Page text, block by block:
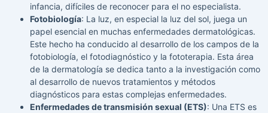
infancia, difíciles de reconocer para el no especialista.
Fotobiología: La luz, en especial la luz del sol, juega un
papel esencial en muchas enfermedades dermatológicas.
Este hecho ha conducido al desarrollo de los campos de la
fotobiología, el fotodiagnóstico y la fototerapia. Esta área
de la dermatología se dedica tanto a la investigación como
al desarrollo de nuevos tratamientos y métodos
diagnósticos para estas complejas enfermedades.
Enfermedades de transmisión sexual (ETS): Una ETS es